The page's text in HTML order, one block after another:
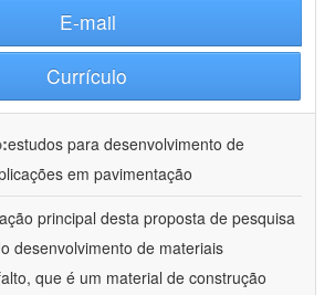
E-mail
Currículo
estudos para desenvolvimento de
em pavimentação
principal desta proposta de pesquisa
desenvolvimento de materiais
que é um material de construção